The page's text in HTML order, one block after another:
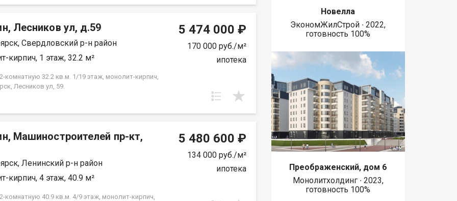
Лесников ул, д.59
Свердловский р-н район
кирпич, 1 этаж, 32.2 м²
комнатную 32.2 кв.м. 1/19 этаж, монолит-кирпич,
Лесников ул, 59.
5 474 000 ₽
170 000 руб./м²
ипотека
Машиностроителей пр-кт,
Ленинский р-н район
кирпич, 4 этаж, 40.9 м²
комнатную 40.9 кв.м. 4/9 этаж, монолит-кирпич,
5 480 600 ₽
134 000 руб./м²
ипотека
Новелла
ЭкономЖилСтрой ∙ 2022,
готовность 100%
Преображенский, дом 6
Монолитхолдинг ∙ 2023,
готовность 100%